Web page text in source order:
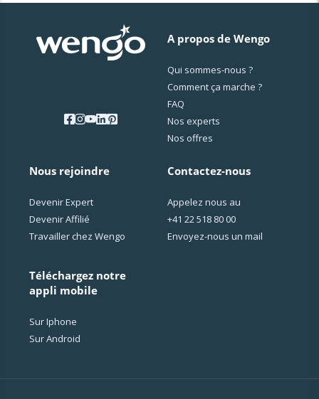
A propos de Wengo
Qui sommes-nous ?
Comment ça marche ?
FAQ
Nos experts
Nos offres
Nous rejoindre
Devenir Expert
Devenir Affilié
Travailler chez Wengo
Téléchargez notre
appli mobile
Sur Iphone
Sur Android
Contactez-nous
Appelez nous au
+41 22 518 80 00
Envoyez-nous un mail